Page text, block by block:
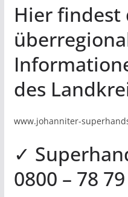
Hier findest
des
www.johanniter-
✓
0800 – 78